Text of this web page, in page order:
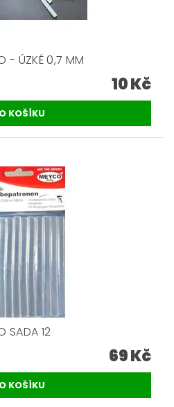
- ÚZKÉ 0,7 MM
10 Kč
SADA 12
69 Kč